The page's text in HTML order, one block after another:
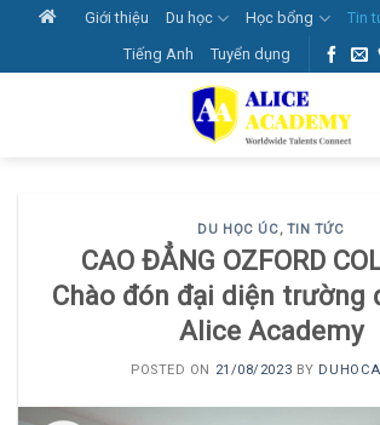
content
Giới thiệu Du học Học bổng Tin
Tiếng Anh
Tuyển dụng
DU HỌC ÚC, TIN TỨC
CAO ĐẲNG OZFORD
Chào đón đại diện trường
Alice Academy
POSTED ON 21/08/2023 BY